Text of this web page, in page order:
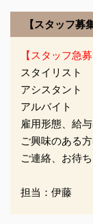
なりました。
機に８月に退職
でしたので、
なっただけなの
【スタッフ募
【スタッフ急募
スタイリスト
アシスタント
アルバイト
雇用形態、給
ご興味のある
ご連絡、お待
担当：伊藤